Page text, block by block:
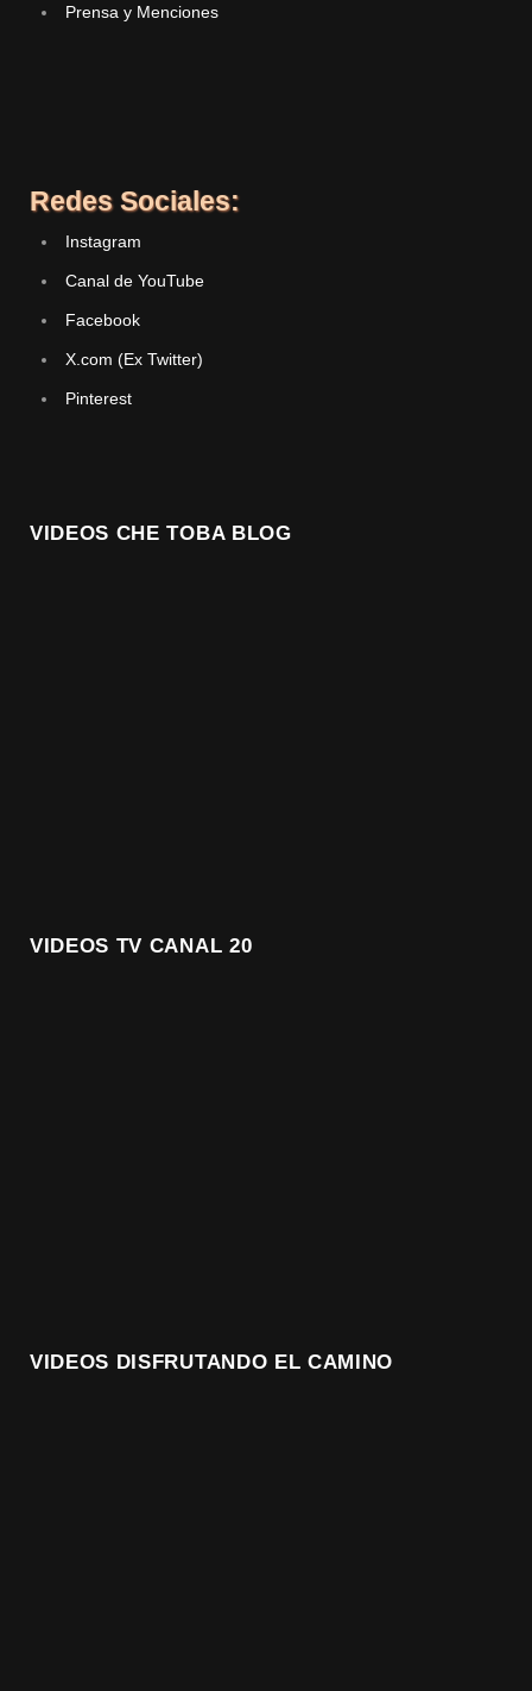
Prensa y Menciones
Redes Sociales:
Instagram
Canal de YouTube
Facebook
X.com (Ex Twitter)
Pinterest
VIDEOS CHE TOBA BLOG
VIDEOS TV CANAL 20
VIDEOS DISFRUTANDO EL CAMINO